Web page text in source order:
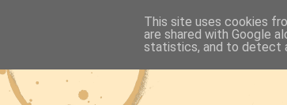
This site uses cookies
are shared with Google
statistics, and to detect